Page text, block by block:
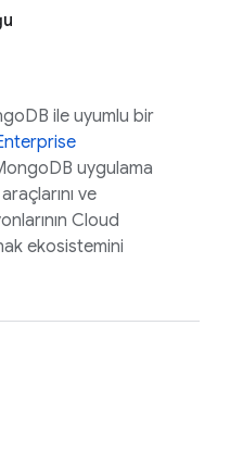
ile uyumlu bir
uygulama
ve
Cloud
ekosistemini